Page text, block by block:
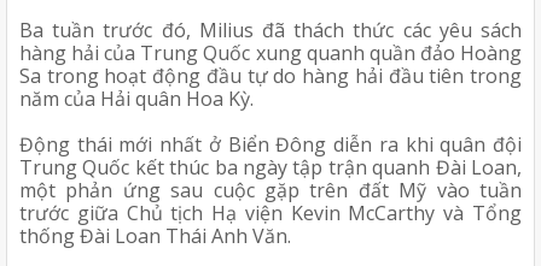
Ba tuần trước đó, Milius đã thách thức các yêu sách
hàng hải của Trung Quốc xung quanh quần đảo Hoàng
Sa trong hoạt động đầu tự do hàng hải đầu tiên trong
năm của Hải quân Hoa Kỳ.
Động thái mới nhất ở Biển Đông diễn ra khi quân đội
Trung Quốc kết thúc ba ngày tập trận quanh Đài Loan,
một phản ứng sau cuộc gặp trên đất Mỹ vào tuần
trước giữa Chủ tịch Hạ viện Kevin McCarthy và Tổng
thống Đài Loan Thái Anh Văn.